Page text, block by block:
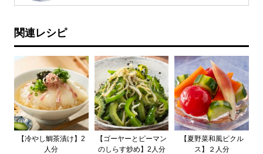
関連レシピ
【冷やし鯛茶漬け】2
人分
【ゴーヤーとピーマン
のしらす炒め】2人分
【夏野菜和風ピクル
ス】２人分